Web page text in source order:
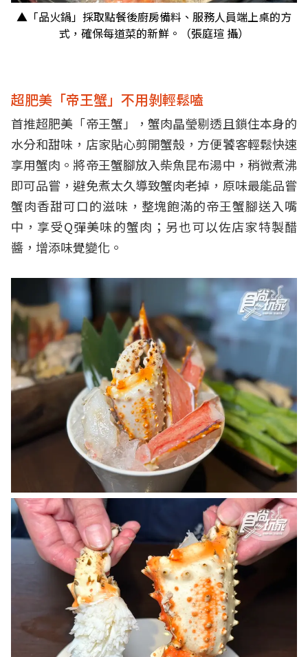
▲「品火鍋」採取點餐後廚房備料、服務人員端上桌的方
式，確保每道菜的新鮮。（張庭瑄 攝）
超肥美「帝王蟹」不用剝輕鬆嗑
首推超肥美「帝王蟹」，蟹肉晶瑩剔透且鎖住本身的
水分和甜味，店家貼心剪開蟹殼，方便饕客輕鬆快速
享用蟹肉。將帝王蟹腳放入柴魚昆布湯中，稍微煮沸
即可品嘗，避免煮太久導致蟹肉老掉，原味最能品嘗
蟹肉香甜可口的滋味，整塊飽滿的帝王蟹腳送入嘴
中，享受Q彈美味的蟹肉；另也可以佐店家特製醋
醬，增添味覺變化。